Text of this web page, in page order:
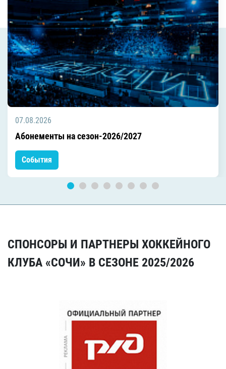
07.08.2026
Абонементы на сезон-2026/2027
События
СПОНСОРЫ И ПАРТНЕРЫ ХОККЕЙНОГО
КЛУБА «СОЧИ» В СЕЗОНЕ 2025/2026